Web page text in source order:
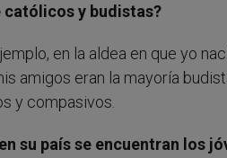
católicos y budistas?
en la aldea en que yo
amigos eran la mayoría
y compasivos.
su país se encuentran los